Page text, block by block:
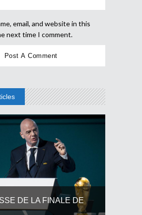
email, and website in this
next time I comment.
DE LA FINALE DE